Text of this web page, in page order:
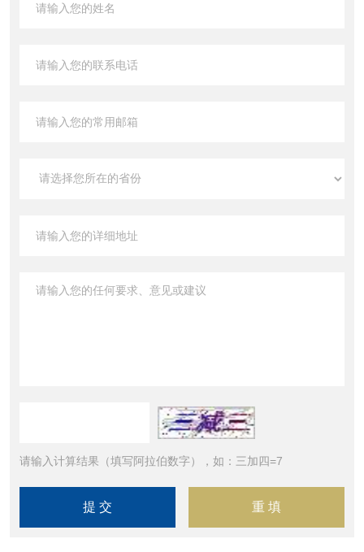
请输入计算结果（填写阿拉伯数字），如：三加四=7